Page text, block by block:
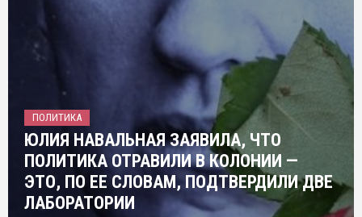
ПОЛИТИКА
ЮЛИЯ НАВАЛЬНАЯ ЗАЯВИЛА, ЧТО
ПОЛИТИКА ОТРАВИЛИ В КОЛОНИИ —
ЭТО, ПО ЕЕ СЛОВАМ, ПОДТВЕРДИЛИ ДВЕ
ЛАБОРАТОРИИ